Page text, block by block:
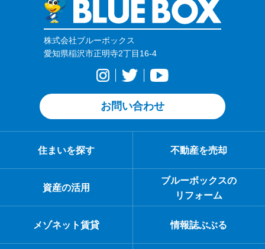
株式会社ブルーボックス
愛知県稲沢市正明寺2丁目16-4
お問い合わせ
住まいを探す 不動産を売却
資産の活用
ブルーボックスの
リフォーム
メゾネット賃貸 情報誌ぶぶる